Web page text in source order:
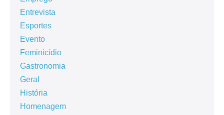
Entrevista
Esportes
Evento
Feminicídio
Gastronomia
Geral
História
Homenagem